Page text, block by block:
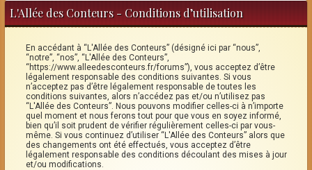
L'Allée des Conteurs - Conditions d’utilisation
En accédant à “L'Allée des Conteurs” (désigné ici par “nous”,
“notre”, “nos”, “L'Allée des Conteurs”,
“https://www.alleedesconteurs.fr/forums”), vous acceptez d’être
légalement responsable des conditions suivantes. Si vous
n’acceptez pas d’être légalement responsable de toutes les
conditions suivantes, alors n’accédez pas et/ou n’utilisez pas
“L'Allée des Conteurs”. Nous pouvons modifier celles-ci à n’importe
quel moment et nous ferons tout pour que vous en soyez informé,
bien qu’il soit prudent de vérifier régulièrement celles-ci par vous-
même. Si vous continuez d’utiliser “L'Allée des Conteurs” alors que
des changements ont été effectués, vous acceptez d’être
légalement responsable des conditions découlant des mises à jour
et/ou modifications.